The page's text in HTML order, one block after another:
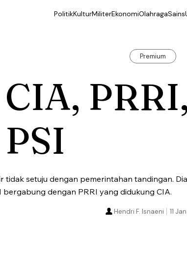
PolitikKulturMiliterEkonomiOlahragaSains
Premium
CIA,
PSI
tidak setuju dengan pemerintahan tandingan.
bergabung dengan PRRI yang didukung CIA.
11
Hendri F. Isnaeni